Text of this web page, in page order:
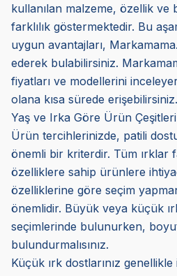
kullanılan malzeme, özellik ve
farklılık göstermektedir. Bu
uygun avantajları,
ederek bulabilirsiniz.
fiyatları ve modellerini
olana kısa sürede erişebilirsiniz.
Yaş ve Irka Göre Ürün Çeşitleri
Ürün tercihlerinizde, patili
önemli bir kriterdir. Tüm ırklar
özelliklere sahip ürünlere
özelliklerine göre seçim
önemlidir. Büyük veya küçük
seçimlerinde bulunurken,
bulundurmalısınız.
Küçük ırk dostlarınız